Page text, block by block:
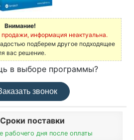
Внимание!
информация неактуальна.
подберем другое подходящее
вас решение.
в выборе программы?
звонок
Сроки поставки
рабочего дня после оплаты